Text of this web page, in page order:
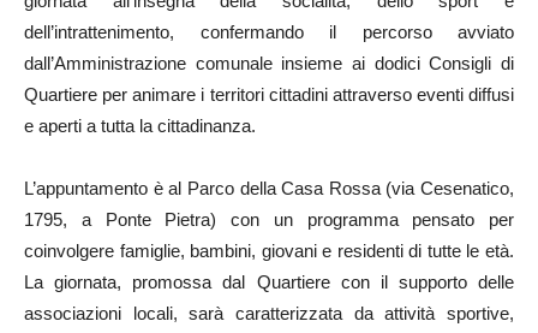
dell’intrattenimento, confermando il percorso avviato
dall’Amministrazione comunale insieme ai dodici Consigli di
Quartiere per animare i territori cittadini attraverso eventi diffusi
e aperti a tutta la cittadinanza.
L’appuntamento è al Parco della Casa Rossa (via Cesenatico,
1795, a Ponte Pietra) con un programma pensato per
coinvolgere famiglie, bambini, giovani e residenti di tutte le età.
La giornata, promossa dal Quartiere con il supporto delle
associazioni locali, sarà caratterizzata da attività sportive,